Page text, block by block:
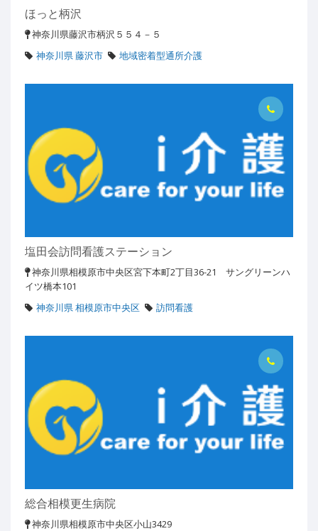
ほっと柄沢
神奈川県藤沢市柄沢５５４－５
神奈川県 藤沢市
地域密着型通所介護
塩田会訪問看護ステーション
神奈川県相模原市中央区宮下本町2丁目36-21 サングリーンハ
イツ橋本101
神奈川県 相模原市中央区
訪問看護
総合相模更生病院
神奈川県相模原市中央区小山3429